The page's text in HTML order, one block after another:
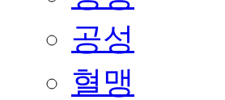
공성
혈맹